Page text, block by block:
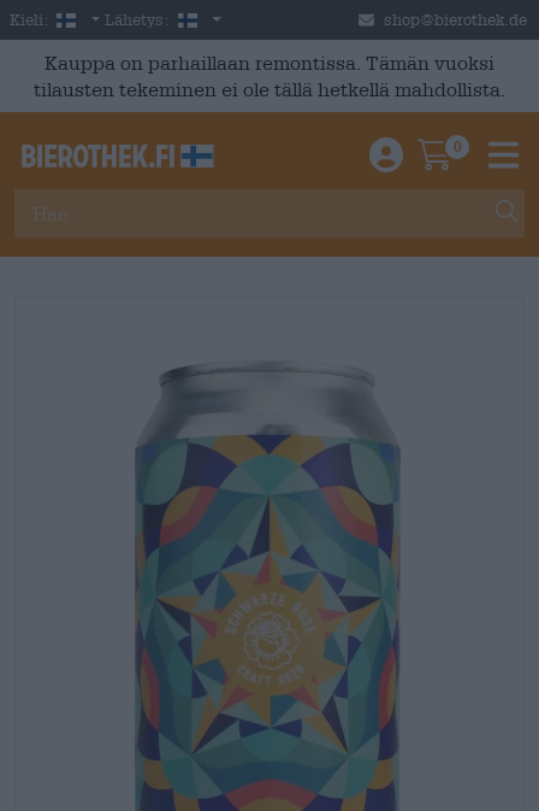
Skip to main content
Kieli: Finnish
Lähetys: Suomi shop@bierothek.de
Kauppa on parhaillaan remontissa. Tämän vuoksi
tilausten tekeminen ei ole tällä hetkellä mahdollista.
Einloggen /
0